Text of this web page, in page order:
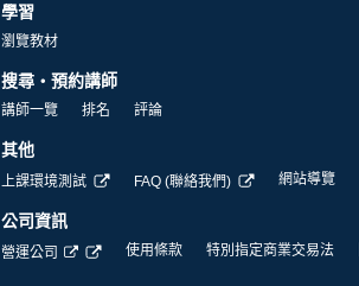
學習
瀏覽教材
搜尋・預約講師
講師一覽 排名 評論
其他
上課環境測試 FAQ (聯絡我們) 網站導覽
公司資訊
營運公司 使用條款 特別指定商業交易法